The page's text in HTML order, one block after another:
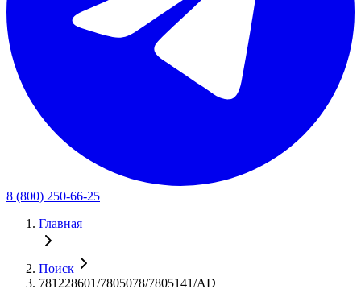
8 (800) 250-66-25
Главная
Поиск
781228601/7805078/7805141/AD